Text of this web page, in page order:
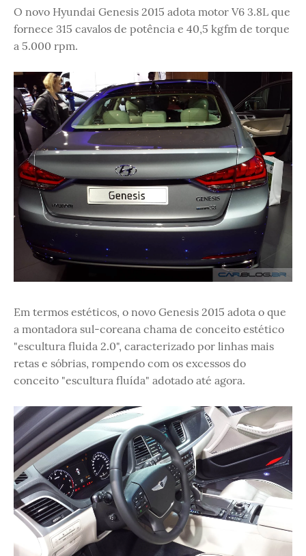
O novo Hyundai Genesis 2015 adota motor V6 3.8L que
fornece 315 cavalos de potência e 40,5 kgfm de torque
a 5.000 rpm.
Em termos estéticos, o novo Genesis 2015 adota o que
a montadora sul-coreana chama de conceito estético
"escultura fluida 2.0", caracterizado por linhas mais
retas e sóbrias, rompendo com os excessos do
conceito "escultura fluída" adotado até agora.